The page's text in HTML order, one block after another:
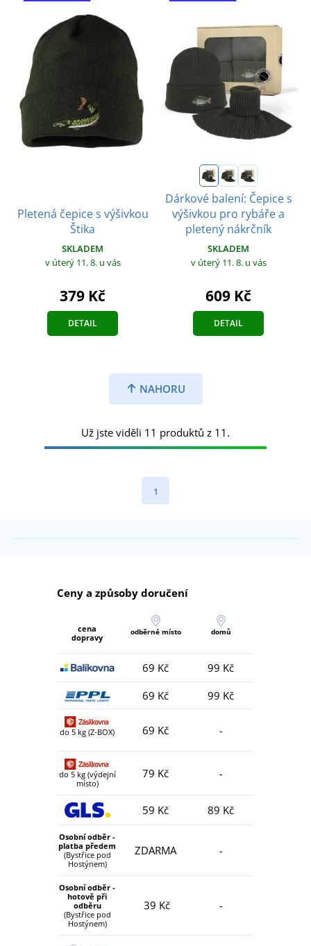
Pletená čepice s výšivkou
Štika
SKLADEM
v úterý 11. 8. u vás
379 Kč
DETAIL
Dárkové balení: Čepice s
výšivkou pro rybáře a
pletený nákrčník
SKLADEM
v úterý 11. 8. u vás
609 Kč
DETAIL
NAHORU
Už jste viděli 11 produktů z 11.
1
Ceny a způsoby doručení
cena
dopravy
odběrné místo domů
69 Kč
99 Kč
69 Kč
99 Kč
do 5 kg (Z-BOX) 69 Kč -
do 5 kg (výdejní
místo)
79 Kč -
59 Kč 89 Kč
Osobní odběr -
platba předem
(Bystřice pod
Hostýnem)
ZDARMA -
Osobní odběr -
hotově při
odběru
(Bystřice pod
Hostýnem)
39 Kč -